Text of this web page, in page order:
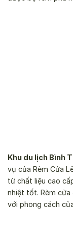
Khu du lịch Bình
vụ của Rèm Cửa
từ chất liệu cao
nhiệt tốt. Rèm
với phong cách